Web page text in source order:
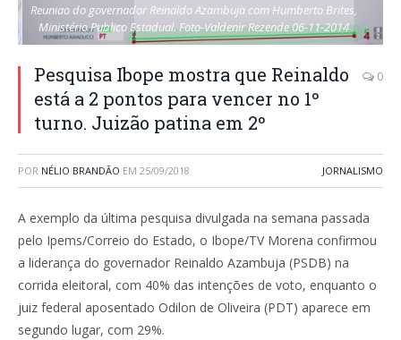
Reuniao do governador Reinaldo Azambuja com Humberto Brites,
Ministério Publico Estadual. Foto-Valdenir Rezende 06-11-2014
Pesquisa Ibope mostra que Reinaldo
está a 2 pontos para vencer no 1º
turno. Juizão patina em 2º
0
POR NÉLIO BRANDÃO EM 25/09/2018 JORNALISMO
A exemplo da última pesquisa divulgada na semana passada
pelo Ipems/Correio do Estado, o Ibope/TV Morena confirmou
a liderança do governador Reinaldo Azambuja (PSDB) na
corrida eleitoral, com 40% das intenções de voto, enquanto o
juiz federal aposentado Odilon de Oliveira (PDT) aparece em
segundo lugar, com 29%.